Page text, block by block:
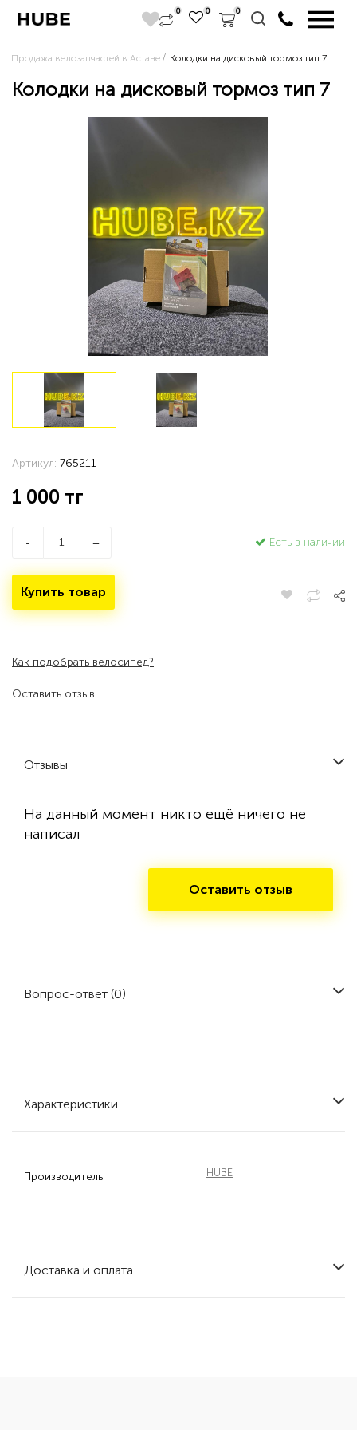
0 0 0
Продажа велозапчастей в Астане Колодки на дисковый тормоз тип 7
Колодки на дисковый тормоз тип 7
Оставить отзыв
Артикул: 765211
1 000 тг
- + Есть в наличии
Купить товар
Как подобрать велосипед?
Отзывы
На данный момент никто ещё ничего не
написал
Оставить отзыв
Вопрос-ответ (0)
Характеристики
Производитель HUBE
Доставка и оплата